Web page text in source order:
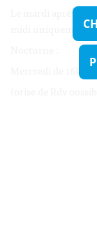
Le mardi après-
midi uniquement
Mercredi de